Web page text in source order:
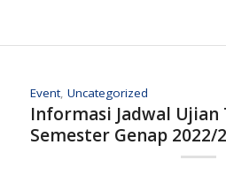
Event, Uncategorized
Informasi Jadwal Ujian
Semester Genap 2022/